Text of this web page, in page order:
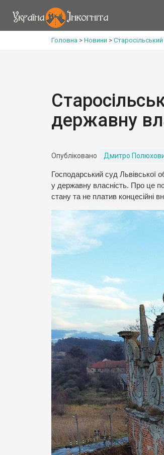
Головна > Новини >
державну
Опубліковано Дмитро
Господарський суд Львівської
у державну власність. Про це
стану та не платив концесійні